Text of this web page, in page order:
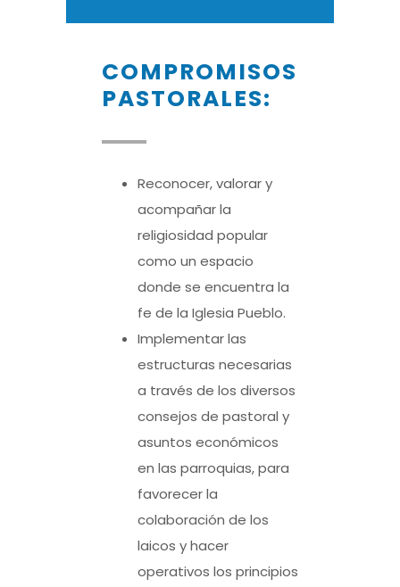
COMPROMISOS
PASTORALES:
Reconocer, valorar y
acompañar la
religiosidad popular
como un espacio
donde se encuentra la
fe de la Iglesia Pueblo.
Implementar las
estructuras necesarias
a través de los diversos
consejos de pastoral y
asuntos económicos
en las parroquias, para
favorecer la
colaboración de los
laicos y hacer
operativos los principios